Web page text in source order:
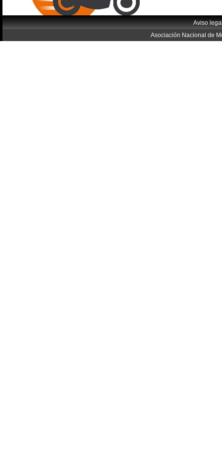
Aviso
Asociación Nacional de